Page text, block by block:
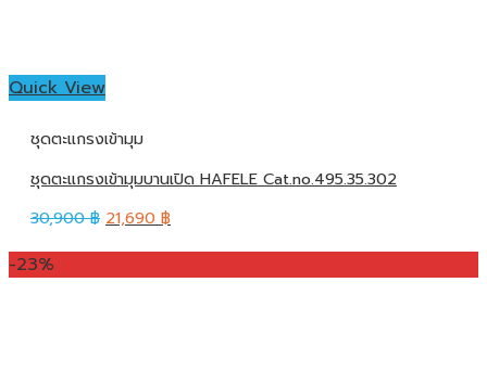
Quick View
ชุดตะแกรงเข้ามุม
ชุดตะแกรงเข้ามุมบานเปิด HAFELE Cat.no.495.35.302
30,900฿ 21,690 ฿
-23%